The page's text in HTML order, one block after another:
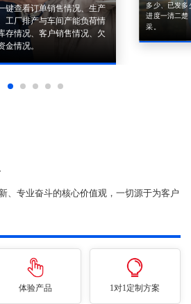
键查看订单销售情况、生产
工厂排产与车间产能负荷情
存情况、客户销售情况、欠
金情况。
多少、已发多
进度一清二楚
采。
、专业奋斗的核心价值观，一切源于为客户
体验产品 1对1定制方案